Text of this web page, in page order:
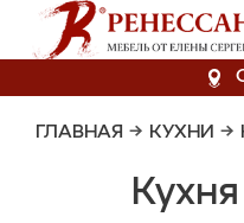
ГЛАВНАЯ → КУХНИ →